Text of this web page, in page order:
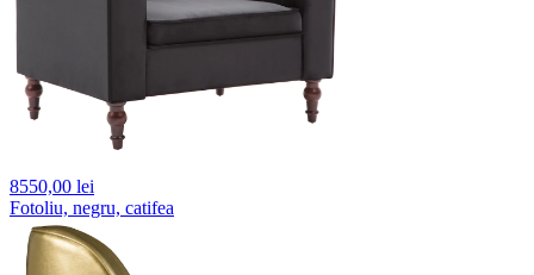
8550,00 lei
Fotoliu, negru, catifea